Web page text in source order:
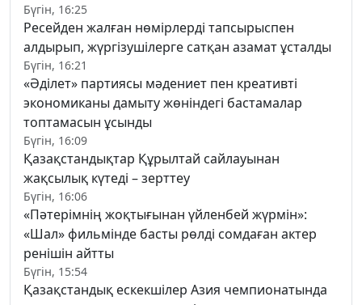
Бүгін, 16:25
Ресейден жалған нөмірлерді тапсырыспен
алдырып, жүргізушілерге сатқан азамат ұсталды
Бүгін, 16:21
«Әділет» партиясы мәдениет пен креативті
экономиканы дамыту жөніндегі бастамалар
топтамасын ұсынды
Бүгін, 16:09
Қазақстандықтар Құрылтай сайлауынан
жақсылық күтеді – зерттеу
Бүгін, 16:06
«Пәтерімнің жоқтығынан үйленбей жүрмін»:
«Шал» фильмінде басты рөлді сомдаған актер
ренішін айтты
Бүгін, 15:54
Қазақстандық ескекшілер Азия чемпионатында